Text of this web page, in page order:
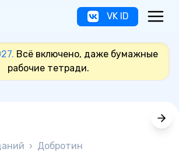
VK ID
Всё включено, даже бумажные
рабочие тетради.
› Добротин